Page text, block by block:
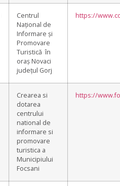
Centrul
Național de
Informare și
Promovare
Turistică în
oraș Novaci
județul Gorj
https://
Crearea si
dotarea
centrului
national de
informare si
promovare
turistica a
Municipiului
Focsani
https://